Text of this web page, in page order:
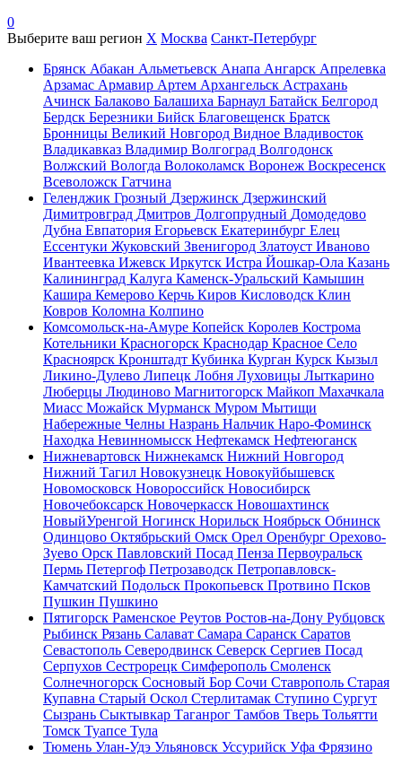
0
Выберите ваш регион X Москва Санкт-Петербург
Брянск Абакан Альметьевск Анапа Ангарск Апрелевка
Арзамас Армавир Артем Архангельск Астрахань
Ачинск Балаково Балашиха Барнаул Батайск Белгород
Бердск Березники Бийск Благовещенск Братск
Бронницы Великий Новгород Видное Владивосток
Владикавказ Владимир Волгоград Волгодонск
Волжский Вологда Волоколамск Воронеж Воскресенск
Всеволожск Гатчина
Геленджик Грозный Дзержинск Дзержинский
Димитровград Дмитров Долгопрудный Домодедово
Дубна Евпатория Егорьевск Екатеринбург Елец
Ессентуки Жуковский Звенигород Златоуст Иваново
Ивантеевка Ижевск Иркутск Истра Йошкар-Ола Казань
Калининград Калуга Каменск-Уральский Камышин
Кашира Кемерово Керчь Киров Кисловодск Клин
Ковров Коломна Колпино
Комсомольск-на-Амуре Копейск Королев Кострома
Котельники Красногорск Краснодар Красное Село
Красноярск Кронштадт Кубинка Курган Курск Кызыл
Ликино-Дулево Липецк Лобня Луховицы Лыткарино
Люберцы Людиново Магнитогорск Майкоп Махачкала
Миасс Можайск Мурманск Муром Мытищи
Набережные Челны Назрань Нальчик Наро-Фоминск
Находка Невинномысск Нефтекамск Нефтеюганск
Нижневартовск Нижнекамск Нижний Новгород
Нижний Тагил Новокузнецк Новокуйбышевск
Новомосковск Новороссийск Новосибирск
Новочебоксарск Новочеркасск Новошахтинск
НовыйУренгой Ногинск Норильск Ноябрьск Обнинск
Одинцово Октябрьский Омск Орел Оренбург Орехово-
Зуево Орск Павловский Посад Пенза Первоуральск
Пермь Петергоф Петрозаводск Петропавловск-
Камчатский Подольск Прокопьевск Протвино Псков
Пушкин Пушкино
Пятигорск Раменское Реутов Ростов-на-Дону Рубцовск
Рыбинск Рязань Салават Самара Саранск Саратов
Севастополь Северодвинск Северск Сергиев Посад
Серпухов Сестрорецк Симферополь Смоленск
Солнечногорск Сосновый Бор Сочи Ставрополь Старая
Купавна Старый Оскол Стерлитамак Ступино Сургут
Сызрань Сыктывкар Таганрог Тамбов Тверь Тольятти
Томск Туапсе Тула
Тюмень Улан-Удэ Ульяновск Уссурийск Уфа Фрязино